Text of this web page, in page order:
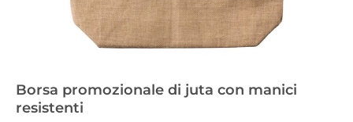
Borsa promozionale di juta con manici
resistenti